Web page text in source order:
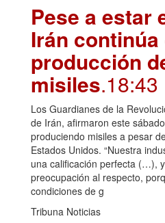
Pese a estar
Irán continúa
producción
misiles.18:43
Los Guardianes de la
de Irán, afirmaron este
produciendo misiles a pesar
Estados Unidos. “Nuestra
una calificación perfecta (…),
preocupación al respecto,
condiciones de g
Tribuna Noticias